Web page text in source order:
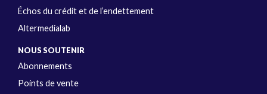
Échos du crédit et de l’endettement
Altermedialab
NOUS SOUTENIR
Abonnements
Points de vente